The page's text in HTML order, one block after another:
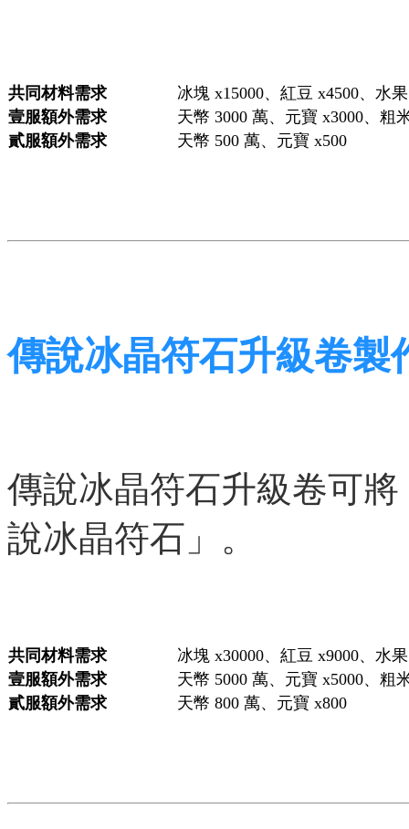
共同材料需求
冰塊 x15000、紅豆 x4500、水
壹服額外需求
天幣 3000 萬、元寶 x3000、粗
貳服額外需求
天幣 500 萬、元寶 x500
傳說冰晶符石升級卷製
傳說冰晶符石升級卷可
說冰晶符石」。
共同材料需求
冰塊 x30000、紅豆 x9000、水
壹服額外需求
天幣 5000 萬、元寶 x5000、粗
貳服額外需求
天幣 800 萬、元寶 x800